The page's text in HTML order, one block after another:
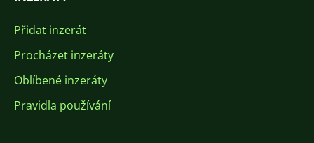
Přidat inzerát
Procházet inzeráty
Oblíbené inzeráty
Pravidla používání